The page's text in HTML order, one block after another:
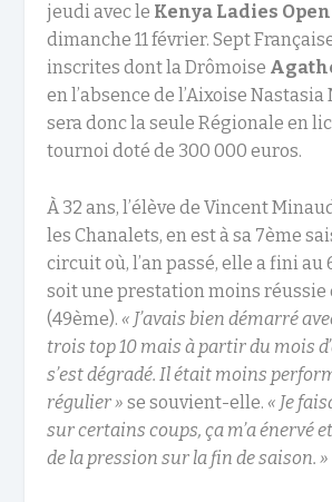
jeudi avec le Kenya Ladies Open
dimanche 11 février. Sept
inscrites dont la Drômoise
en l’absence de l’Aixoise
sera donc la seule Régionale en
tournoi doté de 300 000 euros.
À 32 ans, l’élève de Vincent
les Chanalets, en est à sa 7ème
circuit où, l’an passé, elle a fini au
soit une prestation moins réussie
(49ème). « J’avais bien démarré
trois top 10 mais à partir du mois
s’est dégradé. Il était moins
régulier »se souvient-elle. « Je
sur certains coups, ça m’a énervé
de la pression sur la fin de saison. »